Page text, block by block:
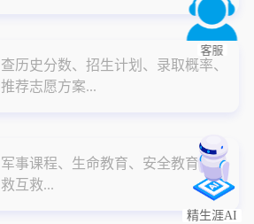
查历史分数、招生计划、录取概率、
推荐志愿方案...
军事课程、生命教育、安全教育、自
救互救...
客服
精生涯AI